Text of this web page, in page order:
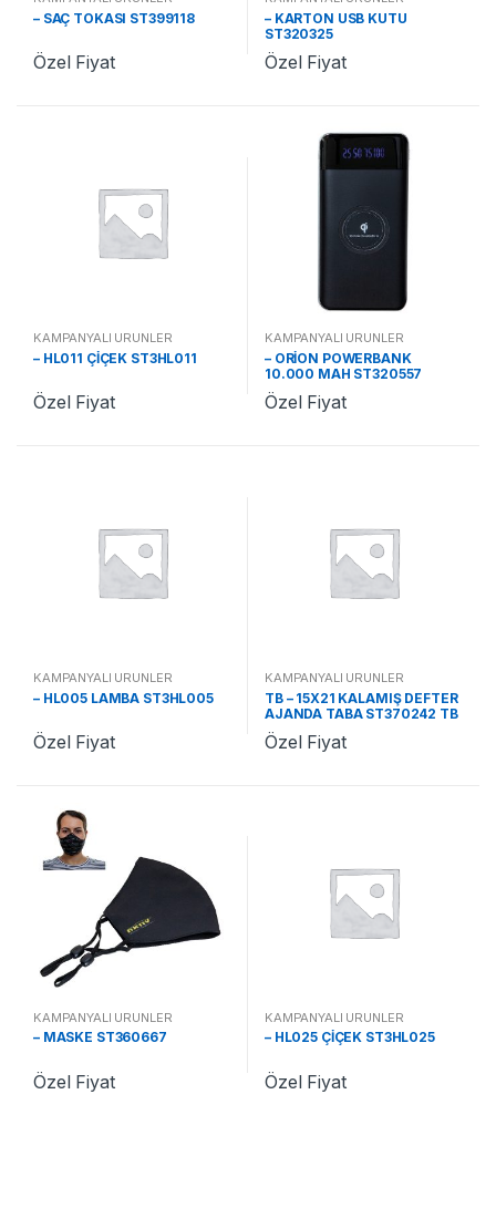
– SAÇ TOKASI ST399118
Özel Fiyat
– KARTON USB KUTU
ST320325
Özel Fiyat
KAMPANYALI ÜRÜNLER
– HL011 ÇİÇEK ST3HL011
Özel Fiyat
KAMPANYALI ÜRÜNLER
– ORİON POWERBANK
10.000 MAH ST320557
Özel Fiyat
KAMPANYALI ÜRÜNLER
– HL005 LAMBA ST3HL005
Özel Fiyat
KAMPANYALI ÜRÜNLER
TB – 15X21 KALAMIŞ DEFTER
AJANDA TABA ST370242 TB
Özel Fiyat
KAMPANYALI ÜRÜNLER
– MASKE ST360667
Özel Fiyat
KAMPANYALI ÜRÜNLER
– HL025 ÇİÇEK ST3HL025
Özel Fiyat